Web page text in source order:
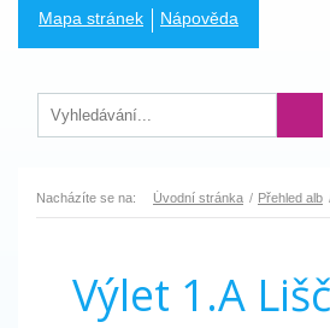
Mapa stránek Nápověda
Nacházíte se na: Úvodní stránka Přehled alb
Výlet 1.A